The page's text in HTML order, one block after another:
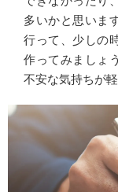
多いかと思いま
行って、少しの
作ってみましょ
不安な気持ちが